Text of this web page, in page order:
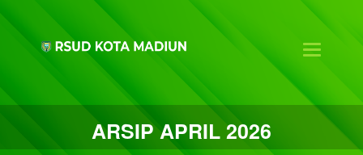
Toggle
ARSIP APRIL 2026